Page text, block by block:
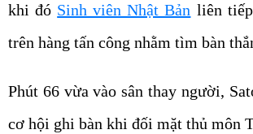
khi đó Sinh viên Nhật Bản liên
trên hàng tấn công nhằm tìm bàn
Phút 66 vừa vào sân thay người,
cơ hội ghi bàn khi đối mặt thủ môn